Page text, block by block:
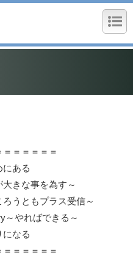
＝＝＝＝＝
ある
きな事を為す～
うともプラス受信～
～やればできる～
なる
＝＝＝＝＝